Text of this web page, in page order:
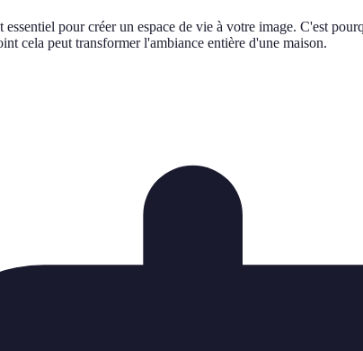
pour créer un espace de vie à votre image. C'est
cela peut transformer l'ambiance entière d'une maison.